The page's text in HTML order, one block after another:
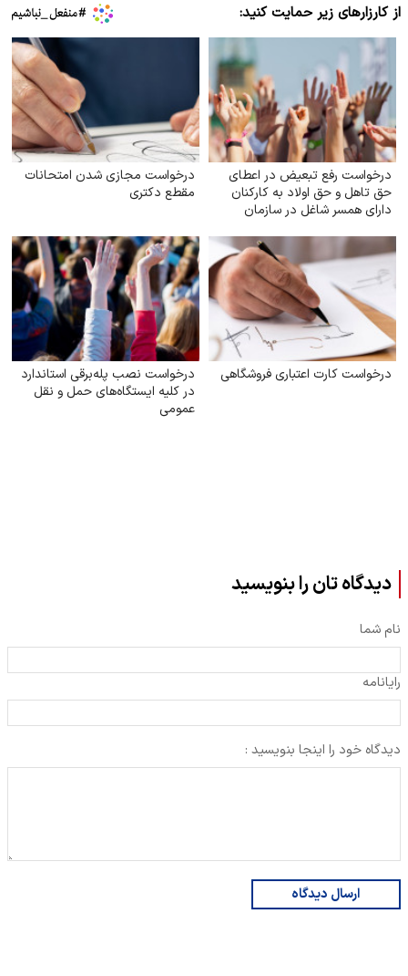
از کارزارهای زیر حمایت کنید:
درخواست رفع تبعیض در اعطای
حق تاهل و حق اولاد به کارکنان
دارای همسر شاغل در سازمان
درخواست مجازی شدن امتحانات
مقطع دکتری
درخواست کارت اعتباری فروشگاهی
درخواست نصب پله‌برقی استاندارد
در کلیه ایستگاه‌های حمل‌ و نقل
عمومی
دیدگاه تان را بنویسید
نام شما
رایانامه
دیدگاه خود را اینجا بنویسید :
ارسال دیدگاه